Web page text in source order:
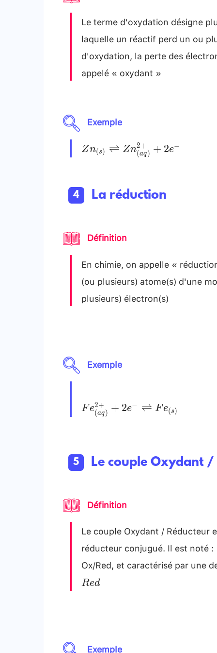
Le terme d'oxydation désigne
laquelle un réactif perd un ou
d'oxydation, la perte des
appelé « oxydant »
Exemple
Z n_{(s)}
\rightleftharpoons
q)}^{2+}+2 e^{-}
Zn(s) ⇌ Zn(aq)
2+ + 2e−
La réduction
Définition
En chimie, on appelle «
(ou plusieurs) atome(s) d'une
plusieurs) électron(s)
Exemple
F e_{(a
q)}^{2+}+2 e^{-}
F e(aq)
2+ + 2e− ⇌ Fe(s)
Le couple Oxydant /
Définition
Le couple Oxydant / Réducteur
réducteur conjugué. Il est noté :
Ox/Red, et caractérisé par une
Red
Exemple